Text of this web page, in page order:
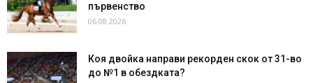
първенство
06.08.2026
Коя двойка направи рекорден скок от 31-во
до №1 в обездката?